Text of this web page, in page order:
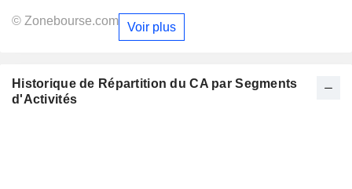
© Zonebourse.com Voir plus
Historique de Répartition du CA par Segments
d'Activités